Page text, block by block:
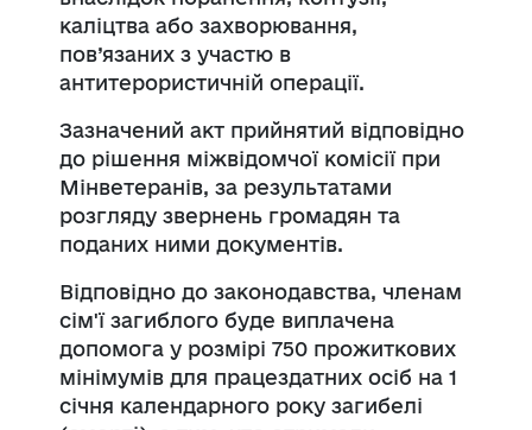
каліцтва або захворювання,
пов’язаних з участю в
антитерористичній операції.
Зазначений акт прийнятий відповідно
до рішення міжвідомчої комісії при
Мінветеранів, за результатами
розгляду звернень громадян та
поданих ними документів.
Відповідно до законодавства, членам
сім'ї загиблого буде виплачена
допомога у розмірі 750 прожиткових
мінімумів для працездатних осіб на 1
січня календарного року загибелі